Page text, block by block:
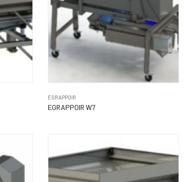
EGRAPPOIR
EGRAPPOIR W7